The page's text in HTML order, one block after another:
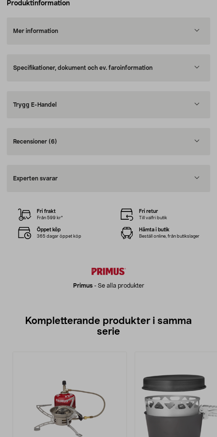
Produktinformation
Mer information
Specifikationer, dokument och ev. faroinformation
Trygg E-Handel
Recensioner (6)
Experten svarar
Primus- Se alla produkter
Fri frakt
Från 599 kr*
Fri retur
Till valfri butik
Öppet köp
365 dagar öppet köp
Hämta i butik
Beställ online, från butikslager
Kompletterande produkter i samma
serie